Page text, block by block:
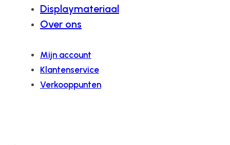
Displaymateriaal
Over ons
Mijn account
Klantenservice
Verkooppunten